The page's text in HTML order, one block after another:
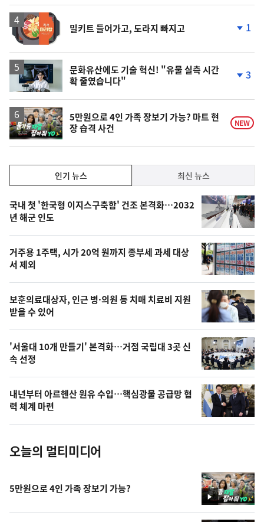
상
밀키트 들어가고, 도라지 빠지고
하
1
문화유산에도 기술 혁신! "유물 실측 시간
확 줄였습니다"
하
락
3
영
상
5만원으로 4인 가족 장보기 가능? 마트 현
장 습격 사건
NEW
기,
최
신,
오
늘
의
영
상
오
늘
의
사
진
인기 뉴스 최신 뉴스
인
기
뉴
스
국내 첫 '한국형 이지스구축함' 건조 본격화…2032
년 해군 인도
거주용 1주택, 시가 20억 원까지 종부세 과세 대상
서 제외
보훈의료대상자, 인근 병·의원 등 치매 치료비 지원
받을 수 있어
'서울대 10개 만들기' 본격화…거점 국립대 3곳 신
속 선정
내년부터 아르헨산 원유 수입…핵심광물 공급망 협
력 체계 마련
오늘의 멀티미디어
영
상
5만원으로 4인 가족 장보기 가능?